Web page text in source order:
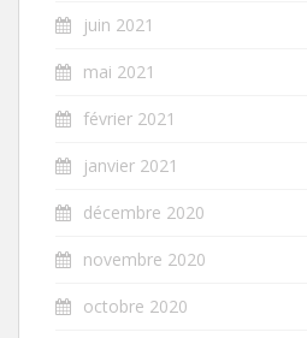
juin 2021
mai 2021
février 2021
janvier 2021
décembre 2020
novembre 2020
octobre 2020